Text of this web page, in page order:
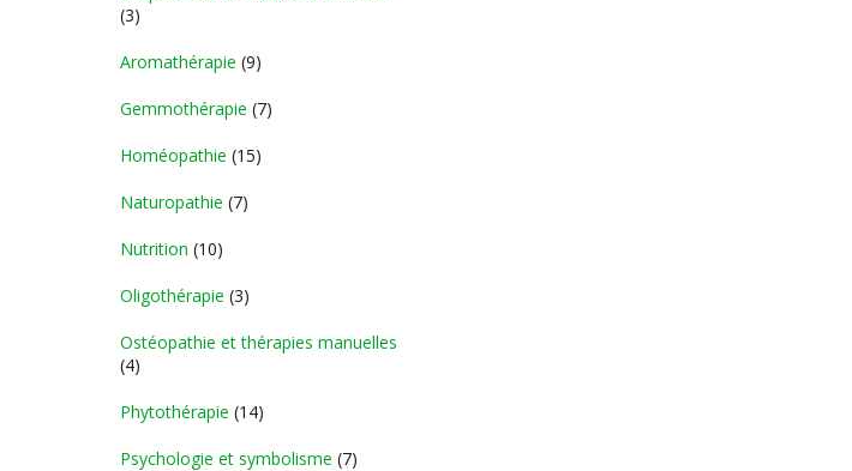
(3)
Aromathérapie (9)
Gemmothérapie (7)
Homéopathie (15)
Naturopathie (7)
Nutrition (10)
Oligothérapie (3)
Ostéopathie et thérapies manuelles
(4)
Phytothérapie (14)
Psychologie et symbolisme (7)